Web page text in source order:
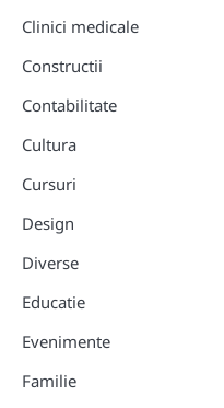
Clinici medicale
Constructii
Contabilitate
Cultura
Cursuri
Design
Diverse
Educatie
Evenimente
Familie